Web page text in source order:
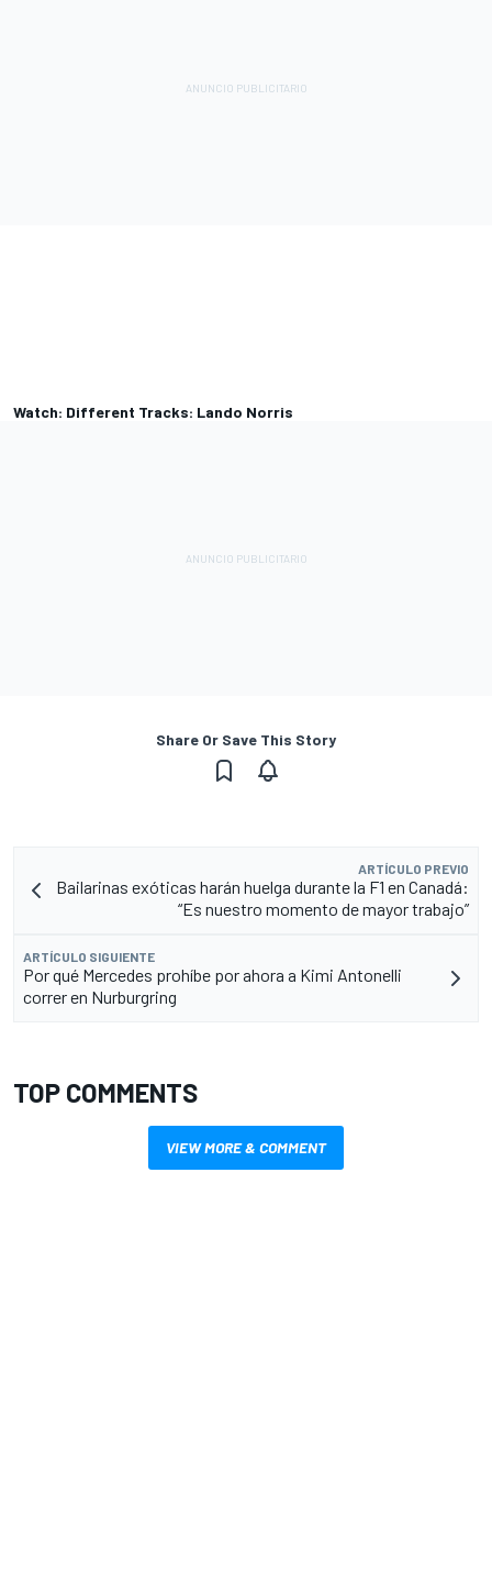
Watch: Different Tracks: Lando Norris
Share Or Save This Story
ARTÍCULO PREVIO
Bailarinas exóticas harán huelga durante la F1 en Canadá:
“Es nuestro momento de mayor trabajo”
ARTÍCULO SIGUIENTE
Por qué Mercedes prohíbe por ahora a Kimi Antonelli
correr en Nurburgring
TOP COMMENTS
VIEW MORE & COMMENT